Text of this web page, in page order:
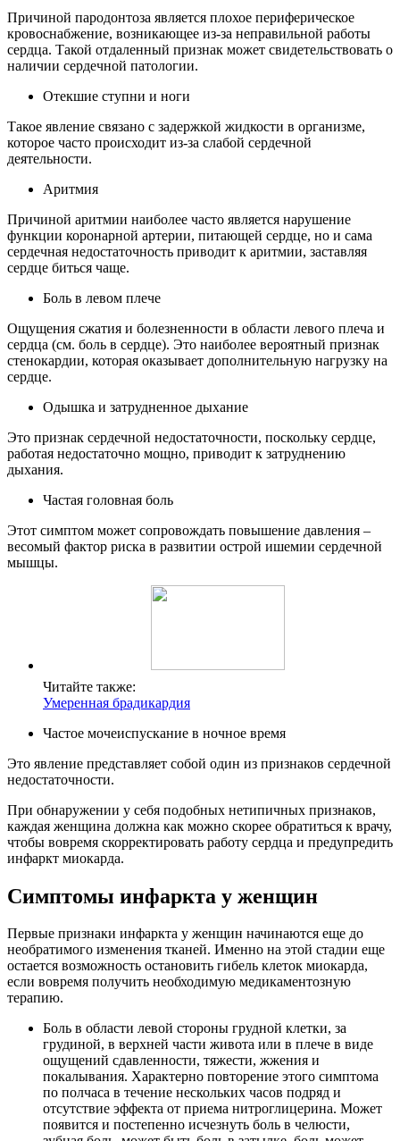
Причиной пародонтоза является плохое периферическое
кровоснабжение, возникающее из-за неправильной работы
сердца. Такой отдаленный признак может свидетельствовать о
наличии сердечной патологии.
Отекшие ступни и ноги
Такое явление связано с задержкой жидкости в организме,
которое часто происходит из-за слабой сердечной
деятельности.
Аритмия
Причиной аритмии наиболее часто является нарушение
функции коронарной артерии, питающей сердце, но и сама
сердечная недостаточность приводит к аритмии, заставляя
сердце биться чаще.
Боль в левом плече
Ощущения сжатия и болезненности в области левого плеча и
сердца (см. боль в сердце). Это наиболее вероятный признак
стенокардии, которая оказывает дополнительную нагрузку на
сердце.
Одышка и затрудненное дыхание
Это признак сердечной недостаточности, поскольку сердце,
работая недостаточно мощно, приводит к затруднению
дыхания.
Частая головная боль
Этот симптом может сопровождать повышение давления –
весомый фактор риска в развитии острой ишемии сердечной
мышцы.
Читайте также:
Умеренная брадикардия
Частое мочеиспускание в ночное время
Это явление представляет собой один из признаков сердечной
недостаточности.
При обнаружении у себя подобных нетипичных признаков,
каждая женщина должна как можно скорее обратиться к врачу,
чтобы вовремя скорректировать работу сердца и предупредить
инфаркт миокарда.
Симптомы инфаркта у женщин
Первые признаки инфаркта у женщин начинаются еще до
необратимого изменения тканей. Именно на этой стадии еще
остается возможность остановить гибель клеток миокарда,
если вовремя получить необходимую медикаментозную
терапию.
Боль в области левой стороны грудной клетки, за
грудиной, в верхней части живота или в плече в виде
ощущений сдавленности, тяжести, жжения и
покалывания. Характерно повторение этого симптома
по полчаса в течение нескольких часов подряд и
отсутствие эффекта от приема нитроглицерина. Может
появится и постепенно исчезнуть боль в челюсти,